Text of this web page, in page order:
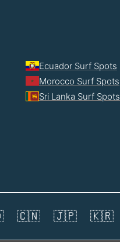
Ecuador Surf Spots
Morocco Surf Spots
Sri Lanka Surf Spots
🇨🇳 🇯🇵 🇰🇷